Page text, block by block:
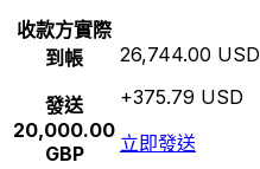
收款方實際
到帳
發送
20,000.00
GBP
26,744.00 USD
+375.79 USD
立即發送